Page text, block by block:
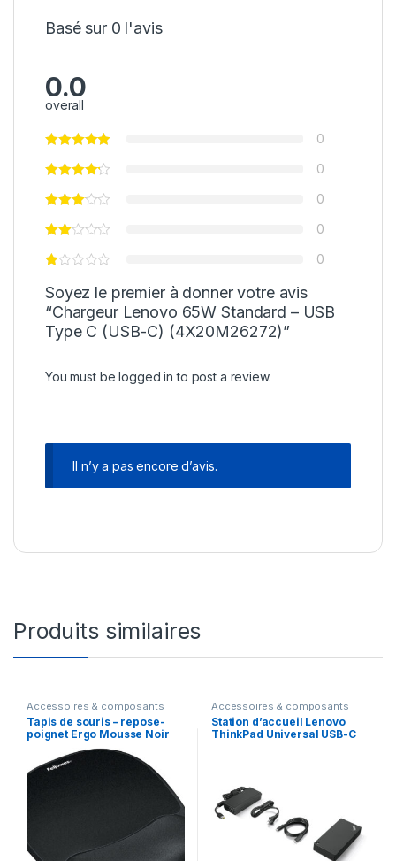
Basé sur 0 l'avis
0.0
overall
0
0
0
0
0
Soyez le premier à donner votre avis
“Chargeur Lenovo 65W Standard – USB
Type C (USB-C) (4X20M26272)”
You must belogged in to post a review.
Il n’y a pas encore d’avis.
Produits similaires
Accessoires & composants
Tapis de souris – repose-
poignet Ergo Mousse Noir
Accessoires & composants
Station d’accueil Lenovo
ThinkPad Universal USB-C